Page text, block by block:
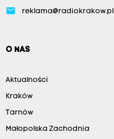
email reklama@radiokrakow.pl
O NAS
Aktualności
Kraków
Tarnów
Małopolska Zachodnia